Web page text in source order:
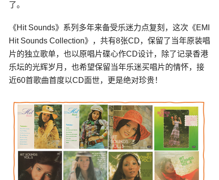
了。
《Hit Sounds》系列多年来备受乐迷力点复刻，这次《EMI
Hit Sounds Collection》，共有8张CD，保留了当年原装唱
片的独立歌单，也以原唱片碟心作CD设计，除了记录香港
乐坛的光辉岁月，也希望保留当年乐迷买唱片的情怀，接
近60首歌曲首度以CD面世，更是绝对珍贵！